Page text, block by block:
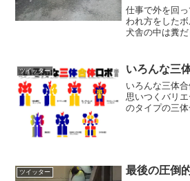
仕事で外を回
われ方をしたボ
犬舎の中は糞
うです。なんと
新座市片山6丁
ツイッター いろんな三
いろんな三体
思いつくバリ
のタイプの三
ツイッター 最後の圧倒